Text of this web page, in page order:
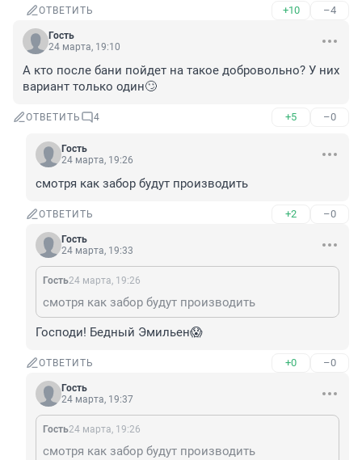
ОТВЕТИТЬ +10 –4
Гость
24 марта, 19:10
А кто после бани пойдет на такое добровольно? У них
вариант только один🙄
ОТВЕТИТЬ 4 +5 –0
Гость
24 марта, 19:26
смотря как забор будут производить
ОТВЕТИТЬ +2 –0
Гость
24 марта, 19:33
Гость24 марта, 19:26
смотря как забор будут производить
Господи! Бедный Эмильен😱
ОТВЕТИТЬ +0 –0
Гость
24 марта, 19:37
Гость24 марта, 19:26
смотря как забор будут производить